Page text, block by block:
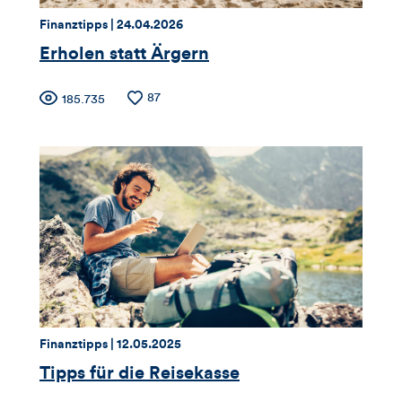
Thema:
Finanztipps | Datum:
24.04.2026
Erholen statt Ärgern
Zähler
für
Views,
Likes
und
Kommentare
dieses
Artikels
Anzahl185.735
Anzahl
87
Thema:
Finanztipps | Datum:
12.05.2025
Tipps für die Reisekasse